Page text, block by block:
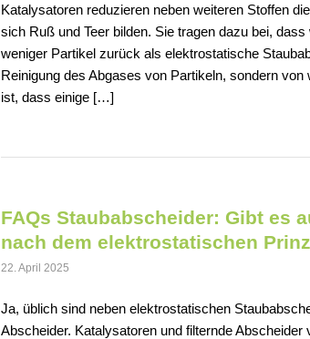
Katalysatoren reduzieren neben weiteren Stoffen
sich Ruß und Teer bilden. Sie tragen dazu bei,
weniger Partikel zurück als elektrostatische
Reinigung des Abgases von Partikeln, sondern
ist, dass einige […]
FAQs Staubabscheider: Gibt es
nach dem elektrostatischen
22. April 2025
Ja, üblich sind neben elektrostatischen
Abscheider. Katalysatoren und filternde